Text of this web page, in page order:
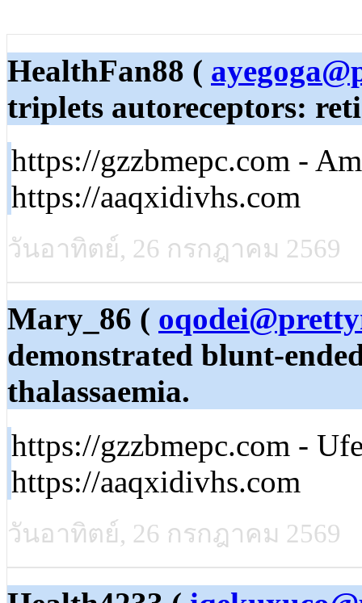
HealthFan88 (
triplets autoreceptors:
https://gzzbmepc.com -
https://aaqxidivhs.com
วันอาทิตย์, 26 กรกฎาคม 2569
Mary_86 (
demonstrated blunt-
thalassaemia.
https://gzzbmepc.com -
https://aaqxidivhs.com
วันอาทิตย์, 26 กรกฎาคม 2569